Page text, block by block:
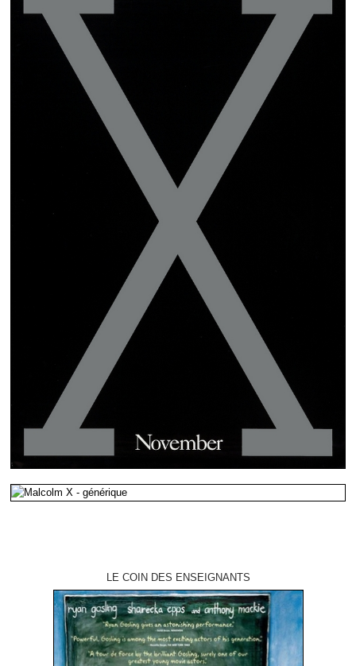
LE COIN DES ENSEIGNANTS